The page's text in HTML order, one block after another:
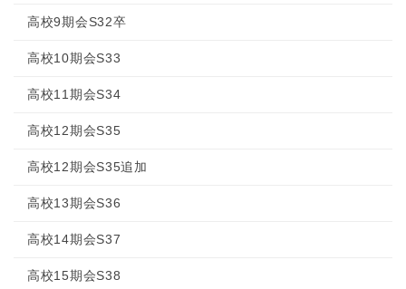
高校9期会S32卒
高校10期会S33
高校11期会S34
高校12期会S35
高校12期会S35追加
高校13期会S36
高校14期会S37
高校15期会S38